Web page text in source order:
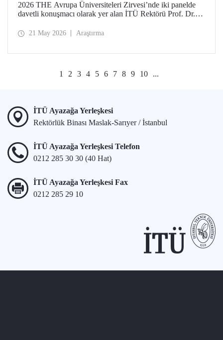
2026 THE Avrupa Üniversiteleri Zirvesi’nde iki panelde
davetli konuşmacı olarak yer alan İTÜ Rektörü Prof. Dr.
katıldığı toplantıda uluslararası araştırma ve iş birliği
21 May 2026 Araştırma
1 2 3 4 5 6 7 8 9 10 ...
İTÜ Ayazağa Yerleşkesi
Rektörlük Binası Maslak-Sarıyer / İstanbul
İTÜ Ayazağa Yerleşkesi Telefon
0212 285 30 30 (40 Hat)
İTÜ Ayazağa Yerleşkesi Fax
0212 285 29 10